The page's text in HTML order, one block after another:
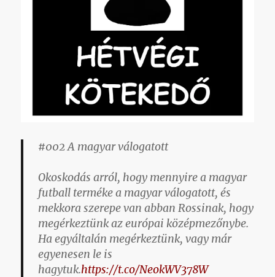
#002 A magyar válogatott
Okoskodás arról, hogy mennyire a magyar
futball terméke a magyar válogatott, és
mekkora szerepe van abban Rossinak, hogy
megérkeztünk az európai középmezőnybe.
Ha egyáltalán megérkeztünk, vagy már
egyenesen le is
hagytuk.https://t.co/NeokWV378W